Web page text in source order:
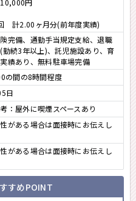
計2.00ヶ月分(前年度実績)
完備、通勤手当規定支給、退職
勤続3年以上)、託児施設あり、育
績あり、無料駐車場完備
の間の8時間程度
日
屋外に喫煙スペースあり
がある場合は面接時にお伝えし
がある場合は面接時にお伝えし
すめPOINT